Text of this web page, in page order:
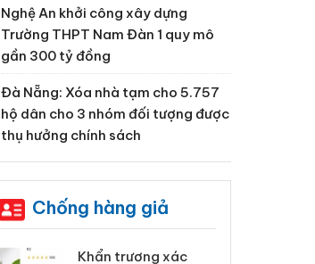
Nghệ An khởi công xây dựng
Trường THPT Nam Đàn 1 quy mô
gần 300 tỷ đồng
Đà Nẵng: Xóa nhà tạm cho 5.757
hộ dân cho 3 nhóm đối tượng được
thụ hưởng chính sách
Chống hàng giả
Khẩn trương xác